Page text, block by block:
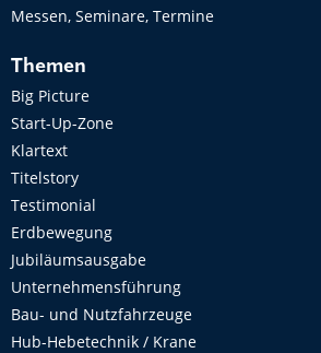
Messen, Seminare, Termine
Themen
Big Picture
Start-Up-Zone
Klartext
Titelstory
Testimonial
Erdbewegung
Jubiläumsausgabe
Unternehmensführung
Bau- und Nutzfahrzeuge
Hub-Hebetechnik / Krane